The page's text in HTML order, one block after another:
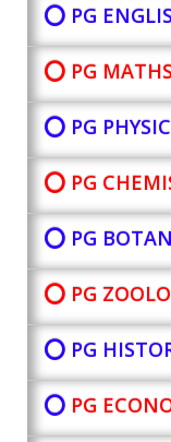
⭕ PG
⭕ PG
⭕ PG
⭕ PG
⭕ PG
⭕ PG
⭕ PG
⭕ PG